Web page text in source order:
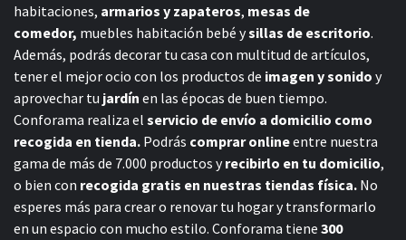
habitaciones, armarios y zapateros, mesas de
comedor, muebles habitación bebé ysillas de escritorio.
Además, podrás decorar tu casa con multitud de artículos,
tener el mejor ocio con los productos de imagen y sonido y
aprovechar tu jardín en las épocas de buen tiempo.
Conforama realiza el servicio de envío a domicilio como
recogida en tienda. Podrás comprar onlineentre nuestra
gama de más de 7.000 productos yrecibirlo en tu domicilio,
o bien con recogida gratis en nuestras tiendas física. No
esperes más para crear o renovar tu hogar y transformarlo
en un espacio con mucho estilo. Conforama tiene 300